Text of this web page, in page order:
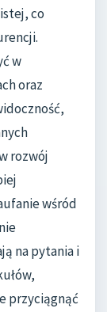
co
w
oraz
rozwój
wśród
na pytania i
przyciągnąć